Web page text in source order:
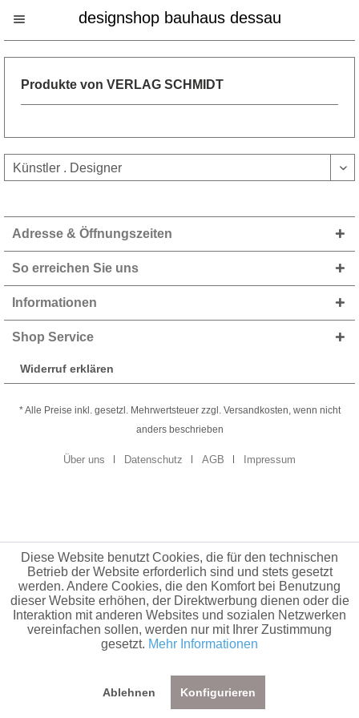
designshop bauhaus dessau
Produkte von VERLAG SCHMIDT
Adresse & Öffnungszeiten
So erreichen Sie uns
Informationen
Shop Service
Widerruf erklären
* Alle Preise inkl. gesetzl. Mehrwertsteuer zzgl. Versandkosten, wenn nicht
anders beschrieben
Über uns Datenschutz AGB Impressum
Diese Website benutzt Cookies, die für den technischen
Betrieb der Website erforderlich sind und stets gesetzt
werden. Andere Cookies, die den Komfort bei Benutzung
dieser Website erhöhen, der Direktwerbung dienen oder die
Interaktion mit anderen Websites und sozialen Netzwerken
vereinfachen sollen, werden nur mit Ihrer Zustimmung
gesetzt. Mehr Informationen
Ablehnen Konfigurieren